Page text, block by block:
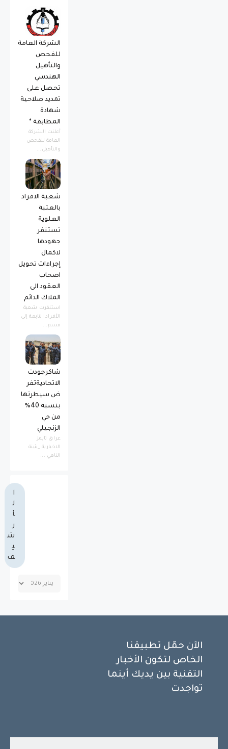
الشركة العامة
للفحص
والتأهيل
الهندسي
تحصل على
تمديد صلاحية
شهادة
المطابقة *
أعلنت الشركة
العامة للفحص
والتأهيل...
شعبة الافراد
بالعتبة
العلوية
تستنفر
جهودها
لاكمال
إجراءات تحويل
اصحاب
العقود الى
الملاك الدائم
استنفرت شعبة
الأفراد التابعة إلى
قسم...
شاكرجودت
الاتحاديةتفر
ض سيطرتها
بنسبة 40%
من حي
الزنجيلي
عراق تايمز
الاخبارية _بثينة
الناهي ...
ا
ل
أ
ر
ش
ي
ف
الآن حمّل تطبيقنا
الخاص لتكون الأخبار
التقنية بين يديك أينما
تواجدت